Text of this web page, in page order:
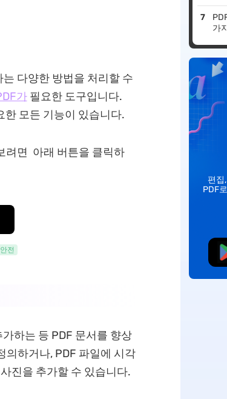
다양한 방법을 처리할 수
가필요한 도구입니다.
한 모든 기능이 있습니다.
려면 아래 버튼을 클릭하
전
하는 등 PDF 문서를 향상
의하거나, PDF 파일에 시각
진을 추가할 수 있습니다.
가
편집
PDF